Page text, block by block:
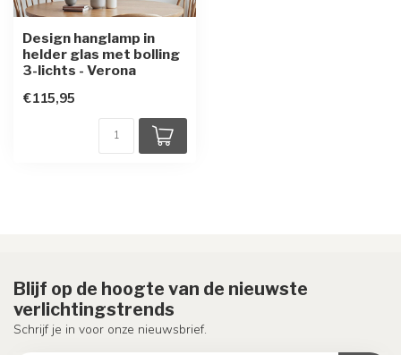
Design hanglamp in
helder glas met bolling
3-lichts - Verona
€115,95
Blijf op de hoogte van de nieuwste
verlichtingstrends
Schrijf je in voor onze nieuwsbrief.